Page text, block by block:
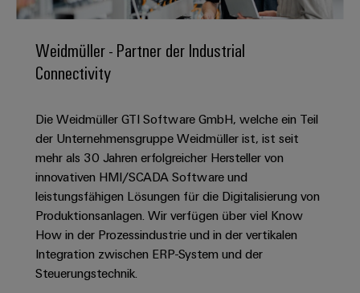
erlebbar
Datencenter
Lösungen
für
Rechenzentren
–
effizient,
zuverlässig,
skalierbar
Energiespeicher
Lösungen
und
Produkte
Anschlusstechnologie
DC-
Microgrids
u-
OS
Edge
Computing
Industrial
5G
Single
Pair
Leiterplattenklemmen
Gehäusesysteme
und
komponenten
Kabeleinführungssysteme
und
-
komponenten
Anschlussleitungen,
Patchkabel
und
Delivery
Service
Beratung
und
digitale
Planung
easyConnect
-
Ihre
Vertrieb uns
Promotionfahrzeug
Distribution
Info
für
unsere
Partner
Vertrieb
Großhandelssuche
Unternehmen
Weidmüller
Zahlen
und
Unser
Vorstand
Nachhaltigkeit
Weidmüller
Academy
People
Karriere
Stellen
für
Berufserfahrene
Für
Studierende
Werkstudententätigkeiten
Praktika
Abschlussarbeiten
Neuanfang
Weidmüller - Partner der Industrial
Connectivity
Die Weidmüller GTI Software GmbH, welche ein Teil
der Unternehmensgruppe Weidmüller ist, ist seit
mehr als 30 Jahren erfolgreicher Hersteller von
innovativen HMI/SCADA Software und
leistungsfähigen Lösungen für die Digitalisierung von
Produktionsanlagen. Wir verfügen über viel Know
How in der Prozessindustrie und in der vertikalen
Integration zwischen ERP-System und der
Steuerungstechnik.